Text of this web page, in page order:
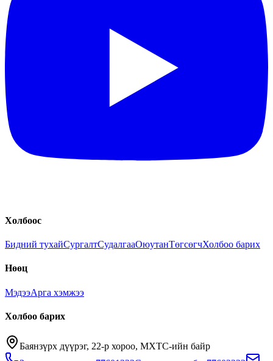
Холбоос
Бидний тухайСургалтСудалгааОюутанТөгсөгчХолбоо барих
Нөөц
МэдээАрга хэмжээ
Холбоо барих
Баянзүрх дүүрэг, 22-р хороо, МХТС-ийн байр